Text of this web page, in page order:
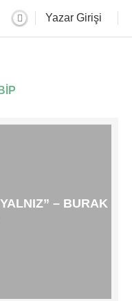
Yazar Girişi
– BURAK